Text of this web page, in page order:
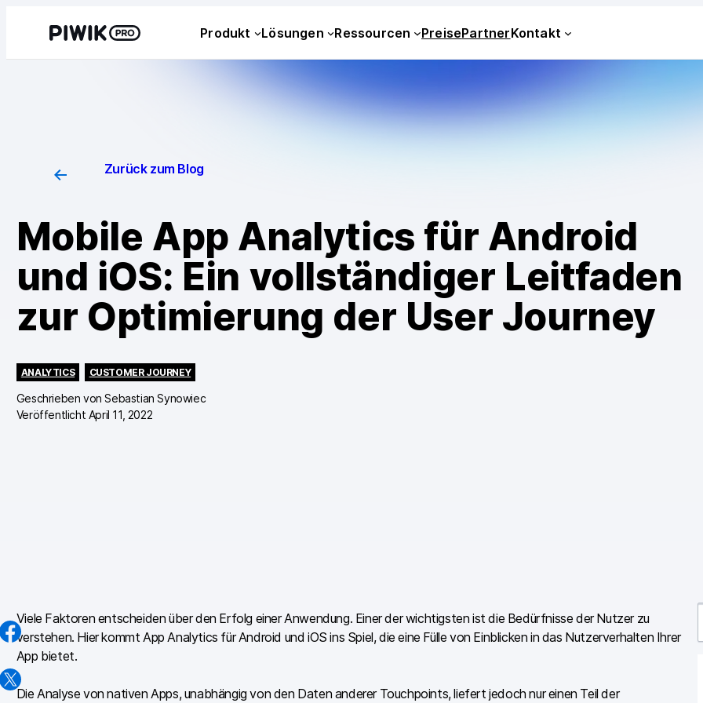
Produkt Lösungen Ressourcen PreisePartnerKontakt
Zurück zum Blog
Mobile App Analytics für Android
und iOS: Ein vollständiger Leitfaden
zur Optimierung der User Journey
ANALYTICS CUSTOMER JOURNEY
Geschrieben vonSebastian Synowiec
Veröffentlicht April 11, 2022
Viele Faktoren entscheiden über den Erfolg einer Anwendung. Einer der wichtigsten ist die Bedürfnisse der Nutzer zu
verstehen. Hier kommt App Analytics für Android und iOS ins Spiel, die eine Fülle von Einblicken in das Nutzerverhalten Ihrer
App bietet.
Die Analyse von nativen Apps, unabhängig von den Daten anderer Touchpoints, liefert jedoch nur einen Teil der